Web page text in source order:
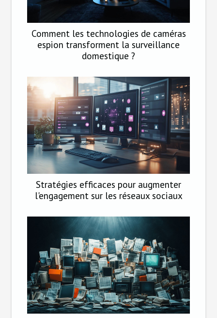
Comment les technologies de caméras
espion transforment la surveillance
domestique ?
Stratégies efficaces pour augmenter
l'engagement sur les réseaux sociaux